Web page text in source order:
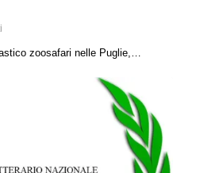
zoosafari nelle Puglie,…